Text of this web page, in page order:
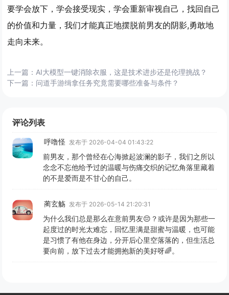
要学会放下，学会接受现实，学会重新审视自己，找回自己
的价值和力量，我们才能真正地摆脱前男友的阴影,勇敢地
走向未来。
上一篇： AI大模型一键消除衣服，这是技术进步还是伦理挑战？
下一篇： 问道手游缉拿任务究竟需要哪些准备与条件？
评论列表
呼噜怪 发布于 2026-04-04 01:43:22
前男友，那个曾经在心海掀起波澜的影子，我们之所以
念念不忘他给予过的温暖与伤痛交织的记忆角落里藏着
的不是爱而是不甘心的自己。
蔺玄觞 发布于 2026-05-14 21:20:31
为什么我们总是那么在意前男友😔？或许是因为那些一
起度过的时光太难忘，回忆里满是甜蜜与温暖，也可能
是习惯了有他在身边，分开后心里空落落的，但生活总
要向前，放下过去才能拥抱新的美好呀🌈。